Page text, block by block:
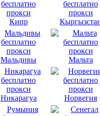
Кипр
Мальдивы Мальта
Никарагуа Норвегия